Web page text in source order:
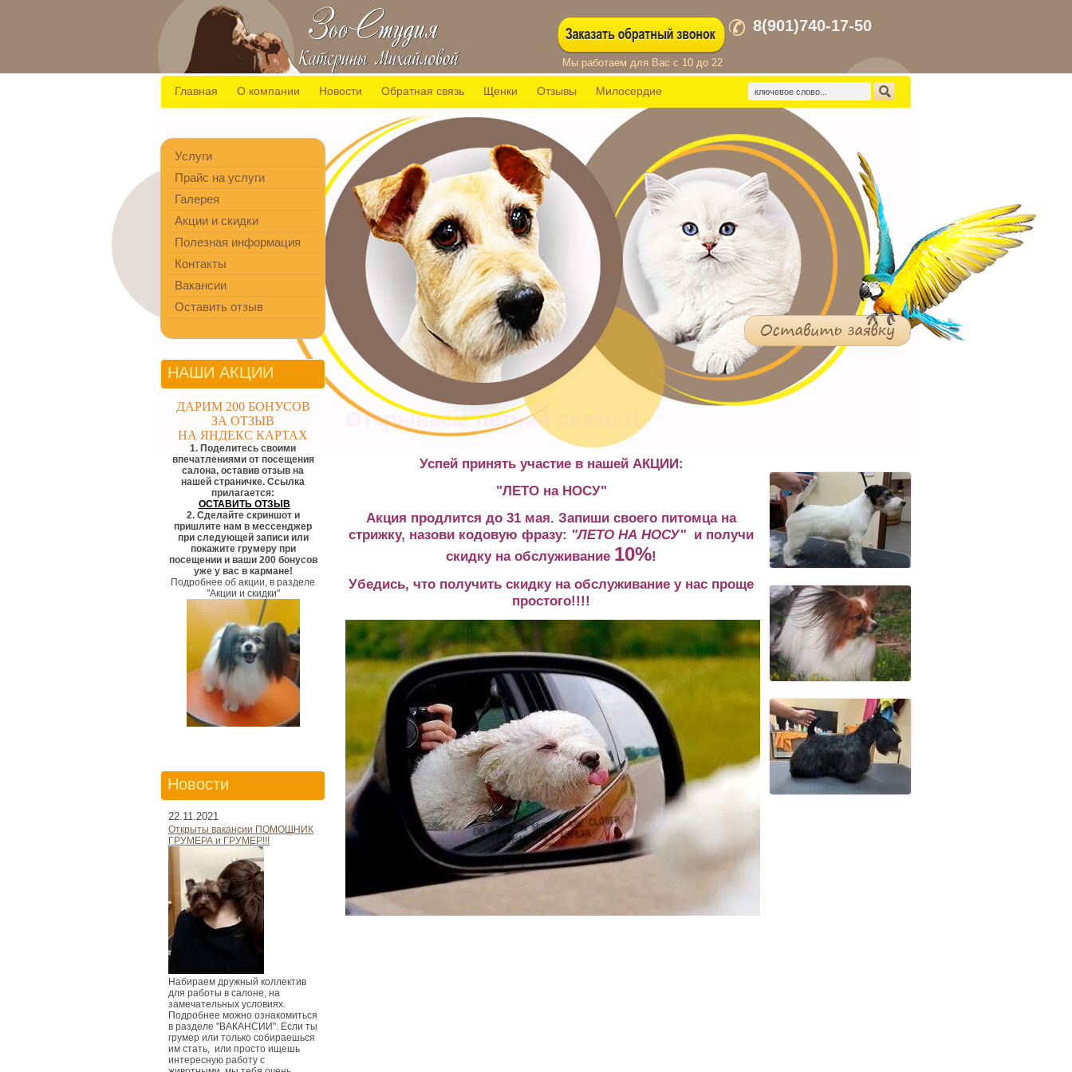
8(901)740-17-50
Мы работаем для Вас с 10 до 22
часов
Главная О компании Новости Обратная связь Щенки Отзывы Милосердие
Открываем летний сезон!!!
Успей принять участие в нашей АКЦИИ:
"ЛЕТО на НОСУ"
Акция продлится до 31 мая. Запиши своего питомца на
стрижку, назови кодовую фразу: "ЛЕТО НА НОСУ" и получи
скидку на обслуживание 10%!
Убедись, что получить скидку на обслуживание у нас проще
простого!!!!
Услуги
Прайс на услуги
Галерея
Акции и скидки
Полезная информация
Контакты
Вакансии
Оставить отзыв
НАШИ АКЦИИ
ДАРИМ 200 БОНУСОВ
ЗА ОТЗЫВ
НА ЯНДЕКС КАРТАХ
1. Поделитесь своими
впечатлениями от посещения
салона, оставив отзыв на
нашей страничке. Ссылка
прилагается:
ОСТАВИТЬ ОТЗЫВ
2. Сделайте скриншот и
пришлите нам в мессенджер
при следующей записи или
покажите грумеру при
посещении и ваши 200 бонусов
уже у вас в кармане!
Подробнее об акции, в разделе
"Акции и скидки"
Новости
22.11.2021
Открыты вакансии ПОМОЩНИК
ГРУМЕРА и ГРУМЕР!!!
Набираем дружный коллектив
для работы в салоне, на
замечательных условиях.
Подробнее можно ознакомиться
в разделе "ВАКАНСИИ". Если ты
грумер или только собираешься
им стать, или просто ищешь
интересную работу с